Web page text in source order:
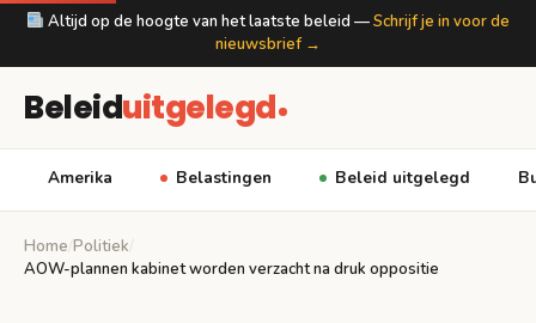
Altijd op de hoogte van het laatste beleid —Schrijf je in voor de
nieuwsbrief →
Beleiduitgelegd
Amerika Belastingen Beleid uitgelegd
Home Politiek
AOW-plannen kabinet worden verzacht na druk oppositie